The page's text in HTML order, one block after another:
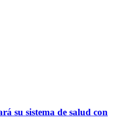
su sistema de salud con